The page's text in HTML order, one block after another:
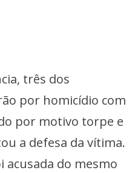
três dos
por homicídio com
por motivo torpe e
a defesa da vítima.
do mesmo